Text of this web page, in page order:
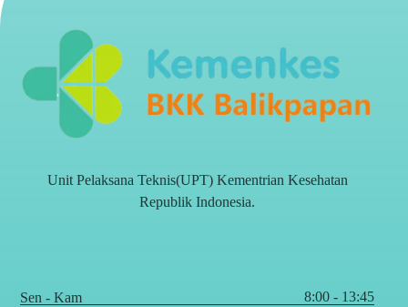
Unit Pelaksana Teknis(UPT) Kementrian Kesehatan
Republik Indonesia.
Sen - Kam 8:00 - 13:45